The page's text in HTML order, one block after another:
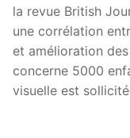
la revue British
une corrélation
et amélioration
concerne 5000
visuelle est